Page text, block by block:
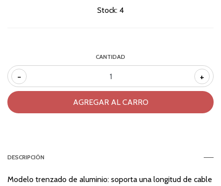
Stock: 4
CANTIDAD
- +
DESCRIPCIÓN
Modelo trenzado de aluminio: soporta una longitud de cable